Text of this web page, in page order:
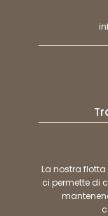
La nostra
ci permette di